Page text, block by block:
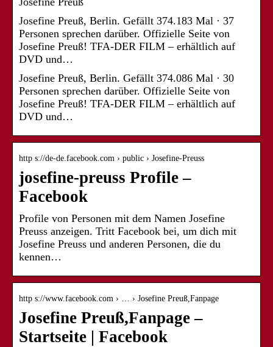
Josefine Preuß, Berlin. Gefällt 374.183 Mal · 37
Personen sprechen darüber. Offizielle Seite von
Josefine Preuß! TFA-DER FILM – erhältlich auf
DVD und…
Josefine Preuß, Berlin. Gefällt 374.086 Mal · 30
Personen sprechen darüber. Offizielle Seite von
Josefine Preuß! TFA-DER FILM – erhältlich auf
DVD und…
http s://de-de.facebook.com › public › Josefine-Preuss
josefine-preuss Profile –
Facebook
Profile von Personen mit dem Namen Josefine
Preuss anzeigen. Tritt Facebook bei, um dich mit
Josefine Preuss und anderen Personen, die du
kennen…
http s://www.facebook.com › … › Josefine Preuß,Fanpage
Josefine Preuß,Fanpage –
Startseite | Facebook